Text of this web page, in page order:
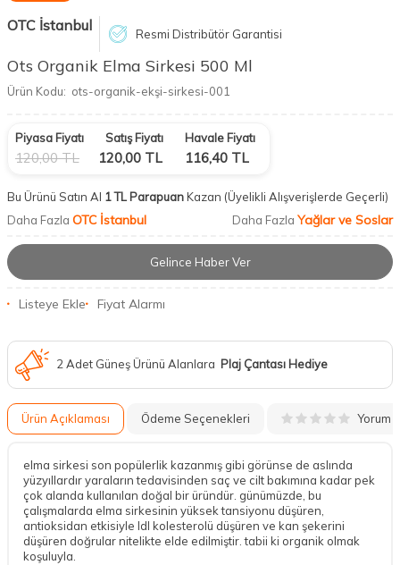
OTC İstanbul Resmi Distribütör Garantisi
Ots Organik Elma Sirkesi 500 Ml
Ürün Kodu: ots-organik-ekşi-sirkesi-001
Piyasa Fiyatı
120,00TL
Satış Fiyatı
120,00 TL
Havale Fiyatı
116,40 TL
Bu Ürünü Satın Al 1 TL ParapuanKazan (Üyelikli Alışverişlerde Geçerli)
Daha Fazla OTC İstanbul Daha Fazla Yağlar ve Soslar
Gelince Haber Ver
Listeye Ekle Fiyat Alarmı
2 Adet Güneş Ürünü Alanlara Plaj Çantası Hediye
Ürün Açıklaması Ödeme Seçenekleri Yorum
elma sirkesi son popülerlik kazanmış gibi görünse de aslında
yüzyıllardır yaraların tedavisinden saç ve cilt bakımına kadar pek
çok alanda kullanılan doğal bir üründür. günümüzde, bu
çalışmalarda elma sirkesinin yüksek tansiyonu düşüren,
antioksidan etkisiyle ldl kolesterolü düşüren ve kan şekerini
düşüren doğrular nitelikte elde edilmiştir. tabii ki organik olmak
koşuluyla.